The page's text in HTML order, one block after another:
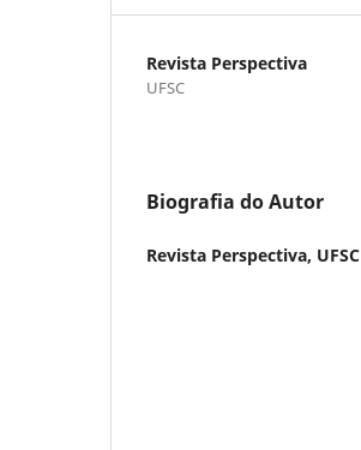
Revista Perspectiva
UFSC
Biografia do Autor
Revista Perspectiva, UFSC